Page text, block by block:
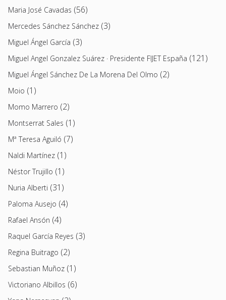
Maria José Cavadas (56)
Mercedes Sánchez Sánchez (3)
Miguel Ángel García (3)
Miguel Angel Gonzalez Suárez · Presidente FIJET España (121)
Miguel Ángel Sánchez De La Morena Del Olmo (2)
Moio (1)
Momo Marrero (2)
Montserrat Sales (1)
Mª Teresa Aguiló (7)
Naldi Martínez (1)
Néstor Trujillo (1)
Nuria Alberti (31)
Paloma Ausejo (4)
Rafael Ansón (4)
Raquel García Reyes (3)
Regina Buitrago (2)
Sebastian Muñoz (1)
Victoriano Albillos (6)